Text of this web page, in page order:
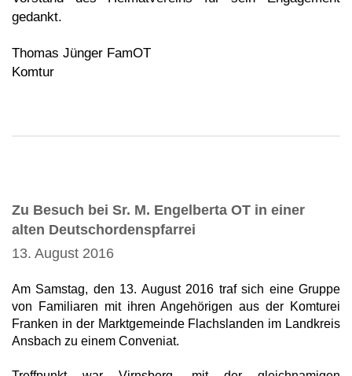
gedankt.
Thomas Jünger FamOT
Komtur
Zu Besuch bei Sr. M. Engelberta OT in einer
alten Deutschordenspfarrei
13. August 2016
Am Samstag, den 13. August 2016 traf sich eine Gruppe
von Familiaren mit ihren Angehörigen aus der Komturei
Franken in der Marktgemeinde Flachslanden im Landkreis
Ansbach zu einem Conveniat.